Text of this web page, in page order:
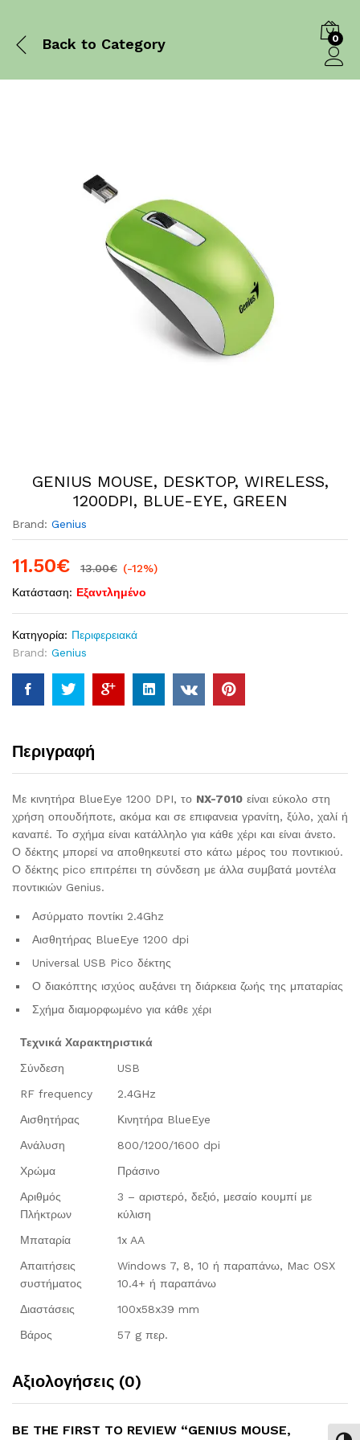
Back to Category 0
GENIUS MOUSE, DESKTOP, WIRELESS,
1200DPI, BLUE-EYE, GREEN
Brand: Genius
11.50€ 13.00€ (-12%)
Κατάσταση: Εξαντλημένο
Κατηγορία: Περιφερειακά
Brand: Genius
Περιγραφή
Με κινητήρα BlueEye 1200 DPI, το NX-7010 είναι εύκολο στη
χρήση οπουδήποτε, ακόμα και σε επιφανεια γρανίτη, ξύλο, χαλί ή
καναπέ. Το σχήμα είναι κατάλληλο για κάθε χέρι και είναι άνετο.
Ο δέκτης μπορεί να αποθηκευτεί στο κάτω μέρος του ποντικιού.
Ο δέκτης pico επιτρέπει τη σύνδεση με άλλα συμβατά μοντέλα
ποντικιών Genius.
Ασύρματο ποντίκι 2.4Ghz
Αισθητήρας BlueEye 1200 dpi
Universal USB Pico δέκτης
Ο διακόπτης ισχύος αυξάνει τη διάρκεια ζωής της μπαταρίας
Σχήμα διαμορφωμένο για κάθε χέρι
Τεχνικά Χαρακτηριστικά
Σύνδεση
USB
RF frequency
2.4GHz
Αισθητήρας
Κινητήρα BlueEye
Ανάλυση
800/1200/1600 dpi
Χρώμα
Πράσινο
Αριθμός
Πλήκτρων
3 – αριστερό, δεξιό, μεσαίο κουμπί με
κύλιση
Μπαταρία
1x AA
Απαιτήσεις
συστήματος
Windows 7, 8, 10 ή παραπάνω, Mac OSX
10.4+ ή παραπάνω
Διαστάσεις
100x58x39 mm
Βάρος
57 g περ.
Αξιολογήσεις (0)
BE THE FIRST TO REVIEW “GENIUS MOUSE,